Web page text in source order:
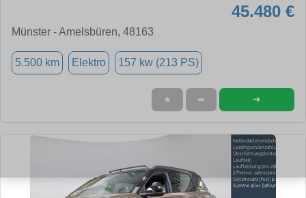
45.480 €
Münster - Amelsbüren, 48163
5.500 km Elektro 157 kw (213 PS)
★ ➦ ➜